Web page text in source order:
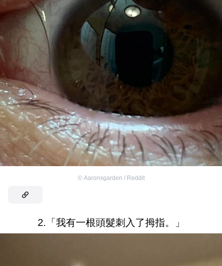
© Aaronsgarden / Reddit
2.「我有一根頭髮刺入了拇指。」